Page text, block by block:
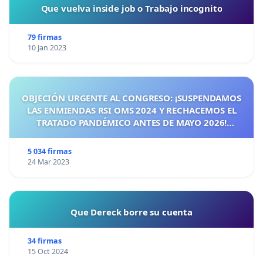
Que vuelva inside job o Trabajo incognito
79 firmas
10 Jan 2023
OBJECIÓN URGENTE AL CONGRESO: ¡SUSPENDAMOS
LAS ENMIENDAS RSI OMS 2024 Y RECHACEMOS EL
TRATADO PANDÉMICO ANTES DE MAYO 2026!
5 034 firmas
24 Mar 2023
Que Dereck borre su cuenta
34 firmas
15 Oct 2024